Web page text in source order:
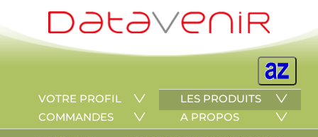
VOTRE PROFIL
LES PRODUITS
COMMANDES
A PROPOS